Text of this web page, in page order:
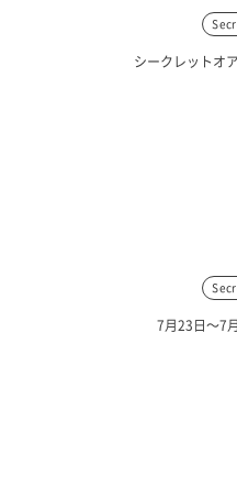
シークレットオ
7月23日〜7